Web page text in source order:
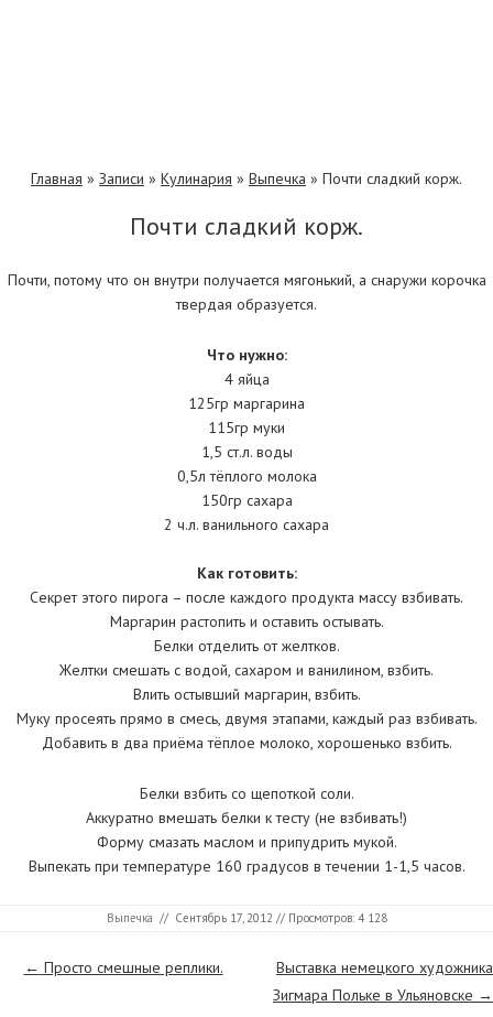
Главная » Записи » Кулинария » Выпечка » Почти сладкий корж.
Почти сладкий корж.
Почти, потому что он внутри получается мягонький, а снаружи корочка
твердая образуется.
Что нужно:
4 яйца
125гр маргарина
115гр муки
1,5 ст.л. воды
0,5л тёплого молока
150гр сахара
2 ч.л. ванильного сахара
Как готовить:
Секрет этого пирога – после каждого продукта массу взбивать.
Маргарин растопить и оставить остывать.
Белки отделить от желтков.
Желтки смешать с водой, сахаром и ванилином, взбить.
Влить остывший маргарин, взбить.
Муку просеять прямо в смесь, двумя этапами, каждый раз взбивать.
Добавить в два приёма тёплое молоко, хорошенько взбить.
Белки взбить со щепоткой соли.
Аккуратно вмешать белки к тесту (не взбивать!)
Форму смазать маслом и припудрить мукой.
Выпекать при температуре 160 градусов в течении 1-1,5 часов.
Выпечка // Сентябрь 17, 2012 // Просмотров: 4 128
Страницы
← Просто смешные реплики.
Выставка немецкого художника
Зигмара Польке в Ульяновске →